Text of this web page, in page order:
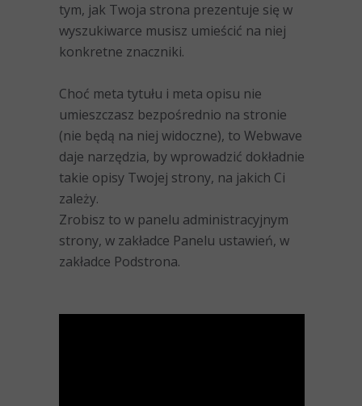
tym, jak Twoja strona prezentuje się w
wyszukiwarce musisz umieścić na niej
konkretne znaczniki.
Choć meta tytułu i meta opisu nie
umieszczasz bezpośrednio na stronie
(nie będą na niej widoczne), to Webwave
daje narzędzia, by wprowadzić dokładnie
takie opisy Twojej strony, na jakich Ci
zależy.
Zrobisz to w panelu administracyjnym
strony, w zakładce Panelu ustawień, w
zakładce Podstrona.